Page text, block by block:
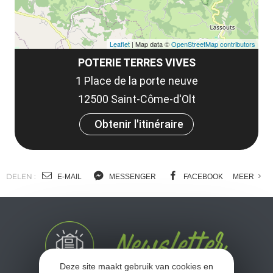
POTERIE TERRES VIVES
1 Place de la porte neuve
12500 Saint-Côme-d'Olt
Obtenir l'itinéraire
Leaflet | Map data ©OpenStreetMap contributors
DELEN : E-MAIL MESSENGER FACEBOOK MEER
Deze site maakt gebruik van cookies en